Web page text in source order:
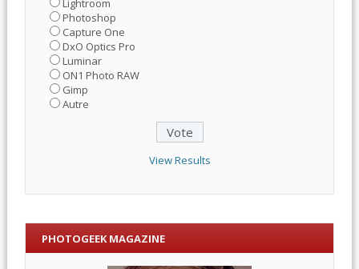
Lightroom
Photoshop
Capture One
DxO Optics Pro
Luminar
ON1 Photo RAW
Gimp
Autre
View Results
PHOTOGEEK MAGAZINE